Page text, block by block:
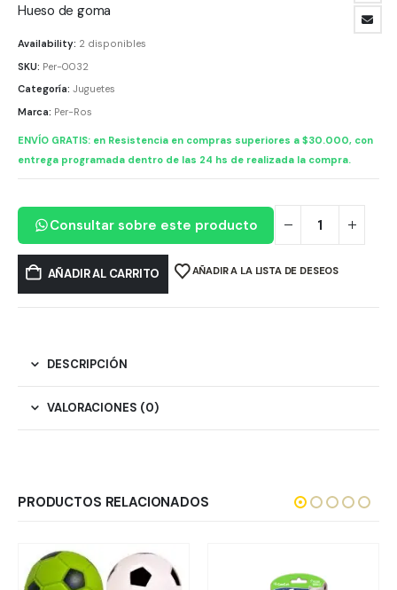
Hueso de goma
Availability: 2 disponibles
SKU: Per-0032
Categoría: Juguetes
Marca: Per-Ros
ENVÍO GRATIS: en Resistencia en compras superiores a $30.000, con
entrega programada dentro de las 24 hs de realizada la compra.
Consultar sobre este producto
AÑADIR AL CARRITO AÑADIR A LA LISTA DE DESEOS
DESCRIPCIÓN
VALORACIONES (0)
PRODUCTOS RELACIONADOS